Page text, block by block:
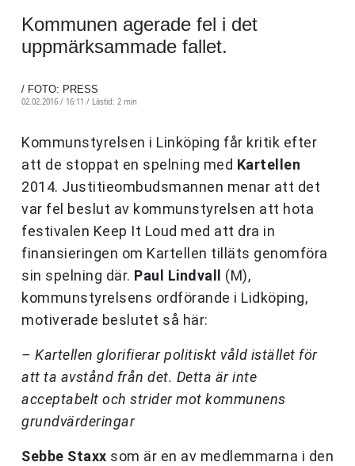
Kommunen agerade fel i det
uppmärksammade fallet.
/ FOTO: PRESS
02.02.2016 / 16:11 / Lästid: 2 min
Kommunstyrelsen i Linköping får kritik efter
att de stoppat en spelning med Kartellen
2014. Justitieombudsmannen menar att det
var fel beslut av kommunstyrelsen att hota
festivalen Keep It Loud med att dra in
finansieringen om Kartellen tilläts genomföra
sin spelning där. Paul Lindvall
(M),
kommunstyrelsens ordförande i Lidköping,
motiverade beslutet så här:
– Kartellen glorifierar politiskt våld istället för
att ta avstånd från det. Detta är inte
acceptabelt och strider mot kommunens
grundvärderingar
Sebbe Staxx som är en av medlemmarna i den